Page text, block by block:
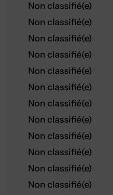
Non classifié(e)
Non classifié(e)
Non classifié(e)
Non classifié(e)
Non classifié(e)
Non classifié(e)
Non classifié(e)
Non classifié(e)
Non classifié(e)
Non classifié(e)
Non classifié(e)
Non classifié(e)